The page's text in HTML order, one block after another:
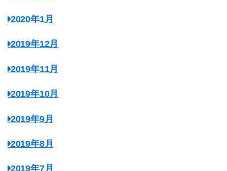
2020年1月
2019年12月
2019年11月
2019年10月
2019年9月
2019年8月
2019年7月